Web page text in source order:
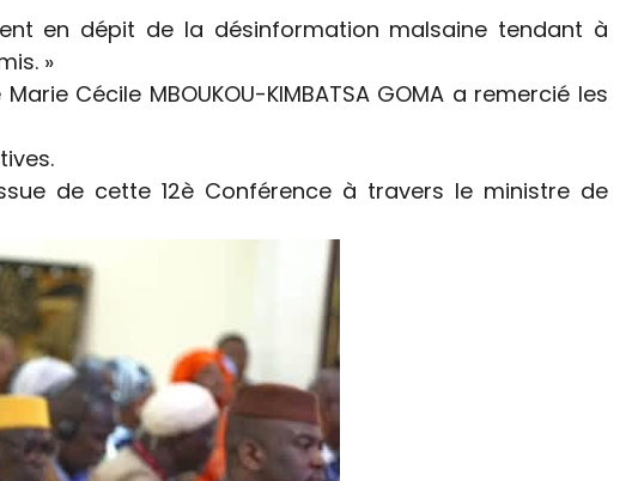
en dépit de la désinformation malsaine tendant à
»
Cécile MBOUKOU-KIMBATSA GOMA a remercié les
de cette 12è Conférence à travers le ministre de